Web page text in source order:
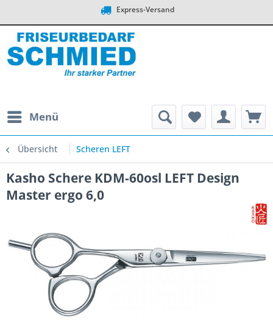
Express-Versand
Menü
Übersicht Scheren LEFT
Kasho Schere KDM-60osl LEFT Design
Master ergo 6,0